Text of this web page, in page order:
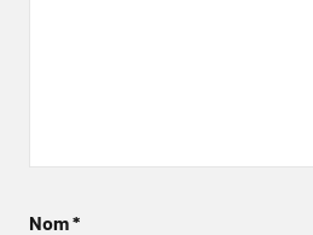
Nom*